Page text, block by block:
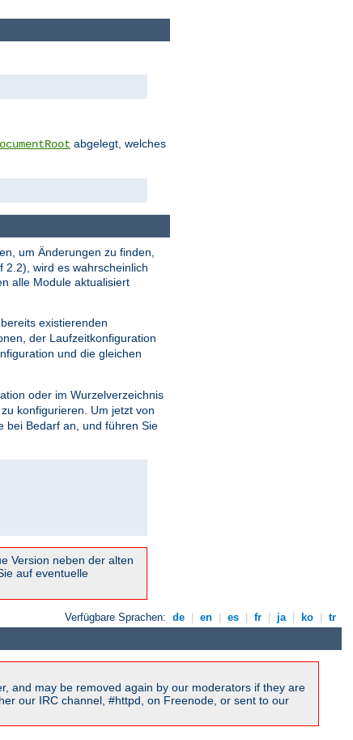
abgelegt, welches
um Änderungen zu finden,
wird es wahrscheinlich
alle Module aktualisiert
existierenden
der Laufzeitkonfiguration
und die gleichen
oder im Wurzelverzeichnis
konfigurieren. Um jetzt von
bei Bedarf an, und führen Sie
Version neben der alten
auf eventuelle
Verfügbare Sprachen: de en es fr ja ko tr
and may be removed again by our moderators if they are
our IRC channel, #httpd, on Freenode, or sent to our